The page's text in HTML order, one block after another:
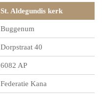
St. Aldegundis kerk
Buggenum
Dorpstraat 40
6082 AP
Federatie Kana